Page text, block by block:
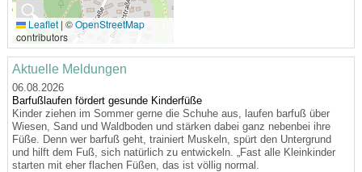
🔍
Leaflet | ©OpenStreetMap
contributors
Aktuelle Meldungen
06.08.2026
Barfußlaufen fördert gesunde Kinderfüße
Kinder ziehen im Sommer gerne die Schuhe aus, laufen barfuß über
Wiesen, Sand und Waldboden und stärken dabei ganz nebenbei ihre
Füße. Denn wer barfuß geht, trainiert Muskeln, spürt den Untergrund
und hilft dem Fuß, sich natürlich zu entwickeln. „Fast alle Kleinkinder
starten mit eher flachen Füßen, das ist völlig normal.